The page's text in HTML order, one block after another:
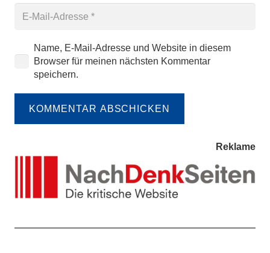
Name, E-Mail-Adresse und Website in diesem
Browser für meinen nächsten Kommentar
speichern.
KOMMENTAR ABSCHICKEN
Reklame